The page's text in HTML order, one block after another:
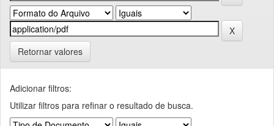
Retornar valores
Adicionar filtros:
Utilizar filtros para refinar o resultado de busca.